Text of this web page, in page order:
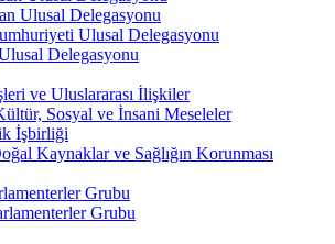
Ulusal Delegasyonu
Ulusal Delegasyonu
Delegasyonu
ve Uluslararası İlişkiler
Sosyal ve İnsani Meseleler
İşbirliği
Kaynaklar ve Sağlığın Korunması
Grubu
Grubu